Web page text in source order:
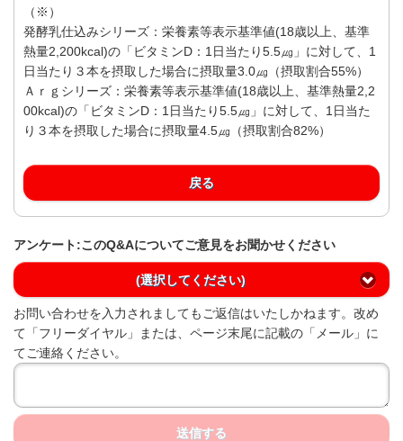
（※）
発酵乳仕込みシリーズ：栄養素等表示基準値(18歳以上、基準
熱量2,200kcal)の「ビタミンD：1日当たり5.5㎍」に対して、1
日当たり３本を摂取した場合に摂取量3.0㎍（摂取割合55%）
Ａｒｇシリーズ：栄養素等表示基準値(18歳以上、基準熱量2,2
00kcal)の「ビタミンD：1日当たり5.5㎍」に対して、1日当た
り３本を摂取した場合に摂取量4.5㎍（摂取割合82%）
戻る
アンケート:このQ&Aについてご意見をお聞かせください
(選択してください)
お問い合わせを入力されましてもご返信はいたしかねます。改め
て「フリーダイヤル」または、ページ末尾に記載の「メール」に
てご連絡ください。
送信する